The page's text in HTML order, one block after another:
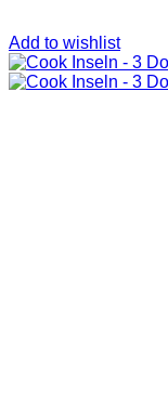
Add to wishlist